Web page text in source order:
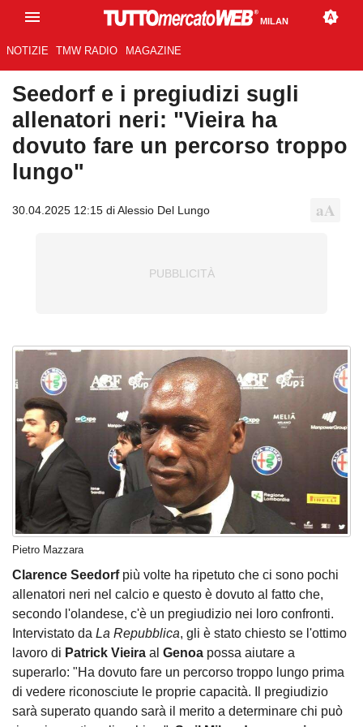
MILAN
NOTIZIE TMW RADIO MAGAZINE
Seedorf e i pregiudizi sugli
allenatori neri: "Vieira ha
dovuto fare un percorso troppo
lungo"
30.04.2025 12:15 di Alessio Del Lungo
Pietro Mazzara
Clarence Seedorfpiù volte ha ripetuto che ci sono pochi
allenatori neri nel calcio e questo è dovuto al fatto che,
secondo l'olandese, c'è un pregiudizio nei loro confronti.
Intervistato da La Repubblica, gli è stato chiesto se l'ottimo
lavoro di Patrick Vieira al Genoa possa aiutare a
superarlo: "Ha dovuto fare un percorso troppo lungo prima
di vedere riconosciute le proprie capacità. Il pregiudizio
sarà superato quando sarà il merito a determinare chi può